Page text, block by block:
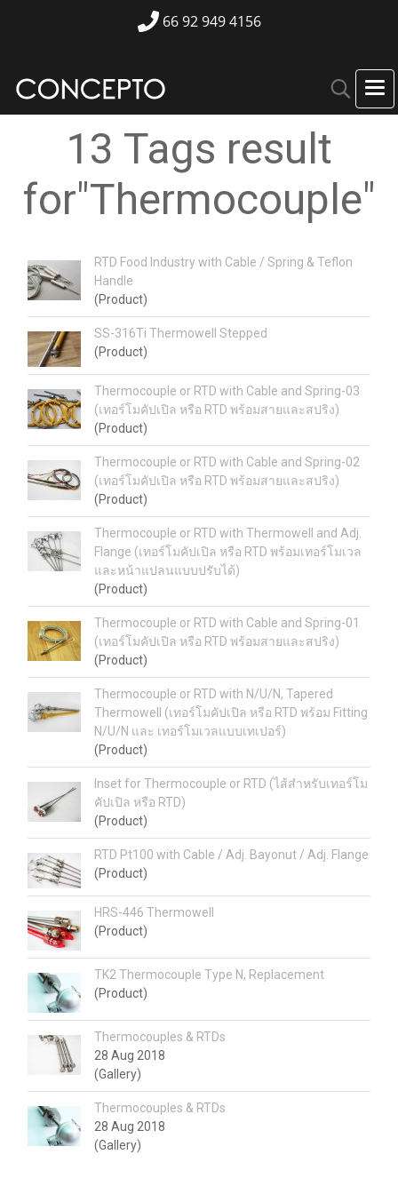
66 92 949 4156
13 Tags result
for"Thermocouple"
RTD Food Industry with Cable / Spring & Teflon
Handle
(Product)
SS-316Ti Thermowell Stepped
(Product)
Thermocouple or RTD with Cable and Spring-03
(เทอร์โมคัปเปิล หรือ RTD พร้อมสายและสปริง)
(Product)
Thermocouple or RTD with Cable and Spring-02
(เทอร์โมคัปเปิล หรือ RTD พร้อมสายและสปริง)
(Product)
Thermocouple or RTD with Thermowell and Adj.
Flange (เทอร์โมคัปเปิล หรือ RTD พร้อมเทอร์โมเวล
และหน้าแปลนแบบปรับได้)
(Product)
Thermocouple or RTD with Cable and Spring-01
(เทอร์โมคัปเปิล หรือ RTD พร้อมสายและสปริง)
(Product)
Thermocouple or RTD with N/U/N, Tapered
Thermowell (เทอร์โมคัปเปิล หรือ RTD พร้อม Fitting
N/U/N และ เทอร์โมเวลแบบเทเปอร์)
(Product)
Inset for Thermocouple or RTD (ไส้สำหรับเทอร์โม
คัปเปิล หรือ RTD)
(Product)
RTD Pt100 with Cable / Adj. Bayonut / Adj. Flange
(Product)
HRS-446 Thermowell
(Product)
TK2 Thermocouple Type N, Replacement
(Product)
Thermocouples & RTDs
28 Aug 2018
(Gallery)
Thermocouples & RTDs
28 Aug 2018
(Gallery)